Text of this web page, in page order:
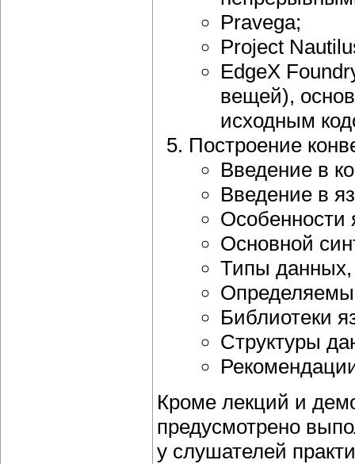
Pravega;
Project
EdgeX
вещей),
исходным
Построение
Введение в
Введение в
Особенности
Основной
Типы данных,
Библиотеки
Структуры
Кроме лекций и
предусмотрено
у слушателей